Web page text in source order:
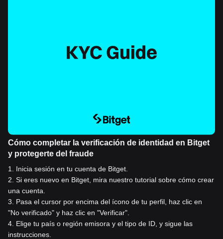
Cómo completar la verificación de identidad en Bitget
y protegerte del fraude
1
Inicia sesión en tu cuenta de Bitget.
2 Si eres nuevo en Bitget, mira nuestro tutorial sobre cómo crear
una cuenta.
3
Pasa el cursor por encima del ícono de tu perfil, haz clic en
"No verificado" y haz clic en "Verificar".
4 Elige tu país o región emisora y el tipo de ID, y sigue las
instrucciones.